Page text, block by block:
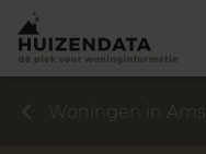
Woningen in